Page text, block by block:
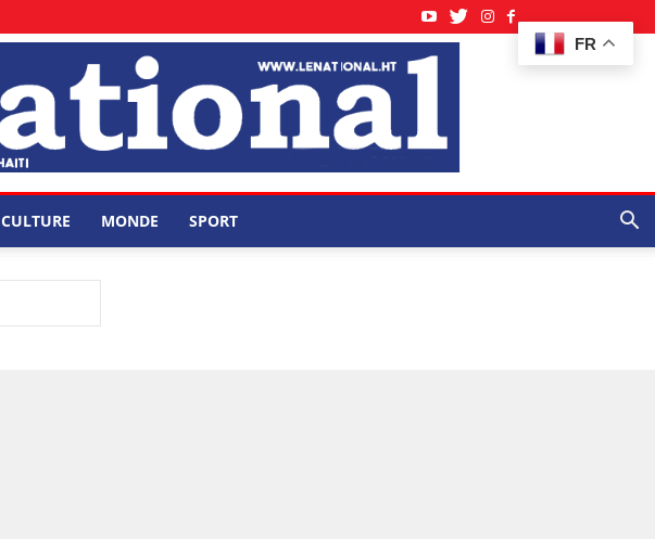
FR
CULTURE MONDE SPORT